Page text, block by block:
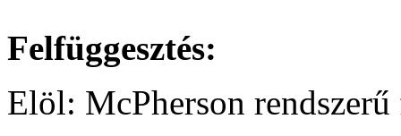
Felfüggesztés:
Elöl: McPherson rendszerű